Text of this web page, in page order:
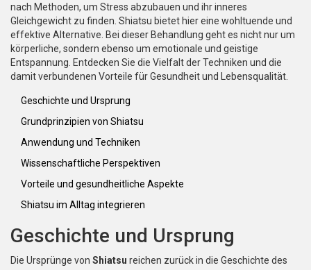
nach Methoden, um Stress abzubauen und ihr inneres
Gleichgewicht zu finden. Shiatsu bietet hier eine wohltuende und
effektive Alternative. Bei dieser Behandlung geht es nicht nur um
körperliche, sondern ebenso um emotionale und geistige
Entspannung. Entdecken Sie die Vielfalt der Techniken und die
damit verbundenen Vorteile für Gesundheit und Lebensqualität.
Geschichte und Ursprung
Grundprinzipien von Shiatsu
Anwendung und Techniken
Wissenschaftliche Perspektiven
Vorteile und gesundheitliche Aspekte
Shiatsu im Alltag integrieren
Geschichte und Ursprung
Die Ursprünge von Shiatsu reichen zurück in die Geschichte des